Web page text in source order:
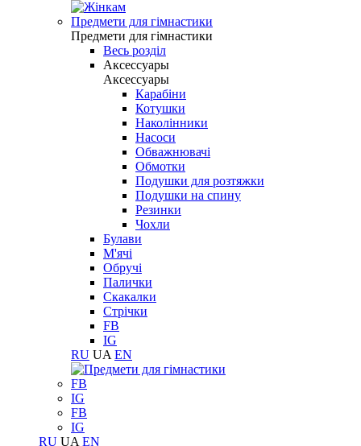
Предмети для гімнастики
Предмети для гімнастики
Весь розділ
Аксессуары
Аксессуары
Карабіни
Котушки
Наколінники
Насоси
Обважнювачі
Обмотки
Подушки для розтяжки
Подушки на спину
Резинки
Чохли
Булави
М'ячі
Обручі
Палички
Скакалки
Стрічки
FB
IG
RU UA EN
FB
IG
FB
IG
RU UA EN